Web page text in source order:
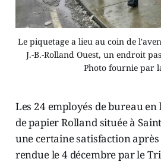
Le piquetage a lieu au coin de
J.-B.-Rolland Ouest, un endroit
Photo fournie par
Les 24 employés de bureau
de papier Rolland située à
une certaine satisfaction
rendue le 4 décembre par le